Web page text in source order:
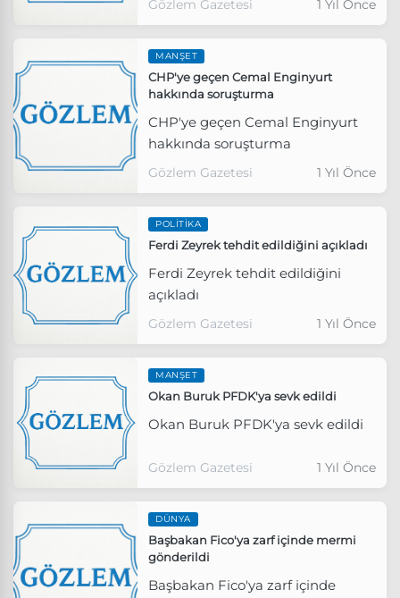
Gözlem Gazetesi 1 Yıl Önce
MANŞET
CHP'ye geçen Cemal Enginyurt
hakkında soruşturma
CHP'ye geçen Cemal Enginyurt
hakkında soruşturma
Gözlem Gazetesi 1 Yıl Önce
POLITIKA
Ferdi Zeyrek tehdit edildiğini açıkladı
Ferdi Zeyrek tehdit edildiğini
açıkladı
Gözlem Gazetesi 1 Yıl Önce
MANŞET
Okan Buruk PFDK'ya sevk edildi
Okan Buruk PFDK'ya sevk edildi
Gözlem Gazetesi 1 Yıl Önce
DÜNYA
Başbakan Fico'ya zarf içinde mermi
gönderildi
Başbakan Fico'ya zarf içinde